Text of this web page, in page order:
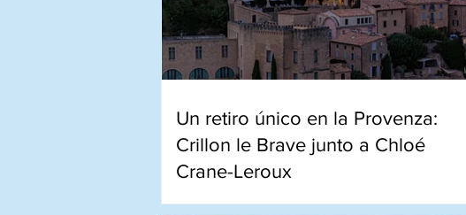
Un retiro único en la Provenza:
Crillon le Brave junto a Chloé
Crane-Leroux
Un encuentro íntimo entre gastronomía,